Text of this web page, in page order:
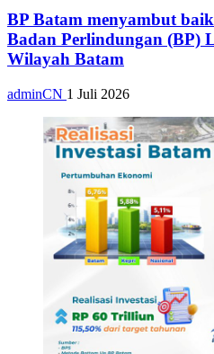
BP Batam menyambut
Badan Perlindungan (BP)
Wilayah Batam
adminCN 1 Juli 2026